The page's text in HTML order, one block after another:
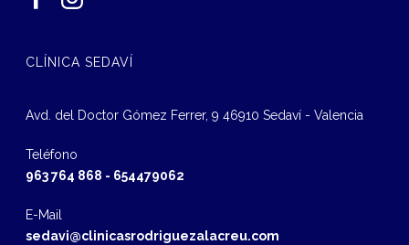
CLÍNICA SEDAVÍ
Avd. del Doctor Gómez Ferrer, 9 46910 Sedaví - Valencia
Teléfono
963 764 868 - 654479062
E-Mail
sedavi@clinicasrodriguezalacreu.com